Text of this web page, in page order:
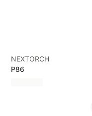
NEXTORCH
P86